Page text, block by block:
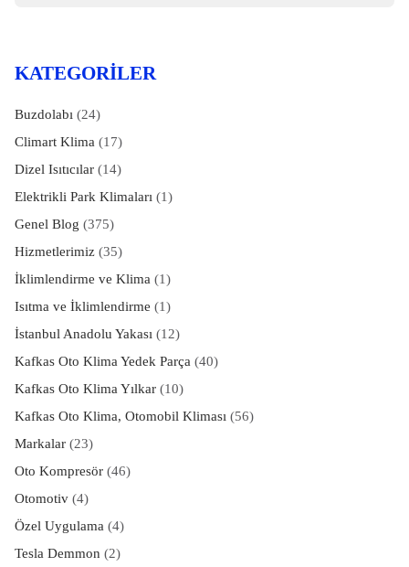
KATEGORILER
Buzdolabı (24)
Climart Klima (17)
Dizel Isıtıcılar(14)
Elektrikli Park Klimaları (1)
Genel Blog (375)
Hizmetlerimiz(35)
İklimlendirme ve Klima (1)
Isıtma ve İklimlendirme (1)
İstanbul Anadolu Yakası (12)
Kafkas Oto Klima Yedek Parça (40)
Kafkas Oto Klima Yılkar(10)
Kafkas Oto Klima, Otomobil Kliması (56)
Markalar(23)
Oto Kompresör(46)
Otomotiv(4)
Özel Uygulama (4)
Tesla Demmon (2)